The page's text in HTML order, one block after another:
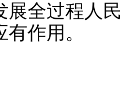
展全过程人
有作用。